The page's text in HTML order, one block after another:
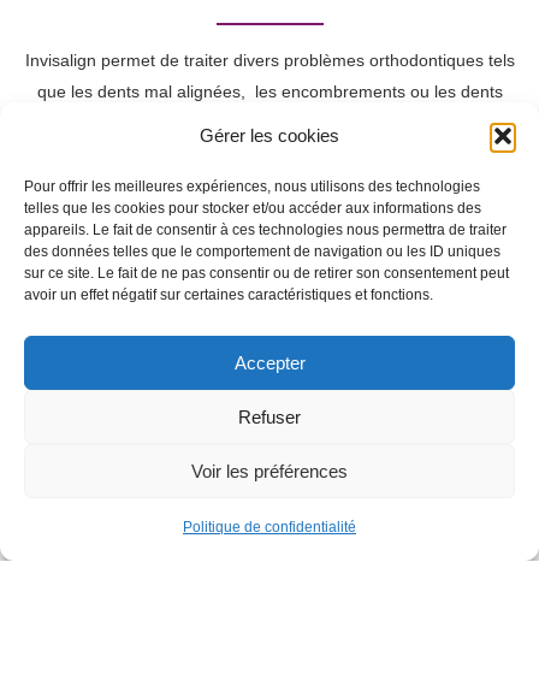
Gérer les cookies
Pour offrir les meilleures expériences, nous utilisons des technologies
telles que les cookies pour stocker et/ou accéder aux informations des
appareils. Le fait de consentir à ces technologies nous permettra de traiter
des données telles que le comportement de navigation ou les ID uniques
sur ce site. Le fait de ne pas consentir ou de retirer son consentement peut
avoir un effet négatif sur certaines caractéristiques et fonctions.
Accepter
Refuser
Voir les préférences
Politique de confidentialité
Invisalign permet de traiter divers problèmes orthodontiques tels
que les dents mal alignées, les encombrements ou les dents
espacées. Sa transparence, son amovibilité et son confort
traitement qui s’adapte auxadolescentset auxadultes, il n’y a
pas de limite d’âge.
Il est pratiquement invisible, ainsi, il ne se remarque pas par
votre entourage.
qu’après. Vous devez simplement enlever les gouttières
pendant les repas et le brossage de dents.
ne provoque pas d’allergies.